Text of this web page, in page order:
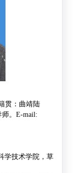
贯：曲靖陆
。 E-mail:
学技术学院，草